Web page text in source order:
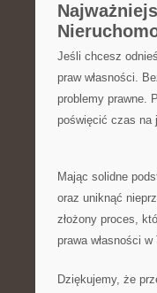
Jeśli ‌chcesz
praw własności.
problemy⁢ prawne.
poświęcić czas na
Mając solidne​
oraz uniknąć
złożony proces,
prawa ‌własności
Dziękujemy, że